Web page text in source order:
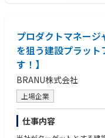
・未経験の分野でも、積極
方
-再エネに関連するAI予測
システム開発、AI精度改善
■やりがい
-世界全体で進む、エネル
脱炭素化の両立を可能とす
-自らが開発リードしたシ
社会基盤となり、先進事例
していく経験（「再エネ時
-創業初期メンバーと膝詰
・未知の領域にも興味を
・型にはまらず、自ら仕組
・不確定な状況変化や課題
る業務スタンスをお持ちの方
・成果にこだわりつつ、チ
・スタートアップのスピー
せていける方
プロダクトマネージ
を狙う建設プラッ
す！】
BRANU株式会社
上場企業
仕事内容